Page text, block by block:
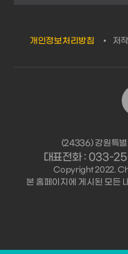
개인정보처리방침 저
(24336) 강원특별
대표전화 : 033-
Copyright 2022.
본 홈페이지에 게시된 모든